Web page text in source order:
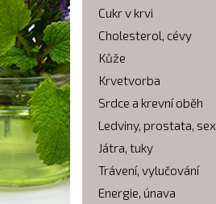
Cukr v krvi
Cholesterol, cévy
Kůže
Krvetvorba
Srdce a krevní oběh
Ledviny, prostata, sex
Játra, tuky
Trávení, vylučování
Energie, únava